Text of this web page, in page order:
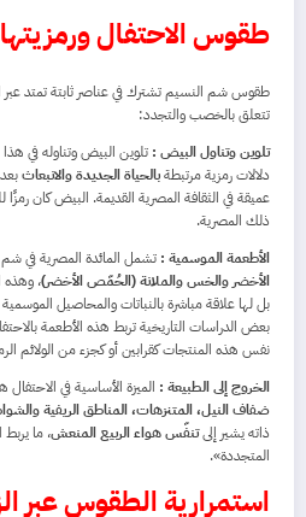
طقوس الاحتفال ورمزيتها
طقوس شم النسيم تشترك في عناصر ثابتة تمتد عبر
تتعلق بالخصب والتجدد:
تلوين وتناول البيض : تلوين البيض وتناوله في
دلالات رمزية مرتبطةبالحياة الجديدة والانبعاث
عميقة في الثقافة المصرية القديمة. البيض كان
ذلك المصرية.
الأطعمة الموسمية : تشمل المائدة المصرية في
الأخضر والخس والملانة (الحُمّص الأخضر)،
بل لها علاقة مباشرة بالنباتات والمحاصيل
بعض الدراسات التاريخية تربط هذه الأطعمة
نفس هذه المنتجات كقرابين أو كجزء من الولائم
الخروج إلى الطبيعة : الميزة الأساسية في الاحتفال
ضفاف النيل، المتنزهات، المناطق الريفية
ذاته يشير إلىتنفّس هواء الربيع المنعش، ما
المتجددة».
استمرارية الطقوس عبر